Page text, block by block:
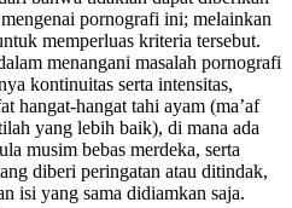
pornografi ini; melainkan
memperluas kriteria tersebut.
menangani masalah pornografi
kontinuitas serta intensitas,
hangat-hangat tahi ayam (ma’af
yang lebih baik), di mana ada
musim bebas merdeka, serta
diberi peringatan atau ditindak,
isi yang sama didiamkan saja.